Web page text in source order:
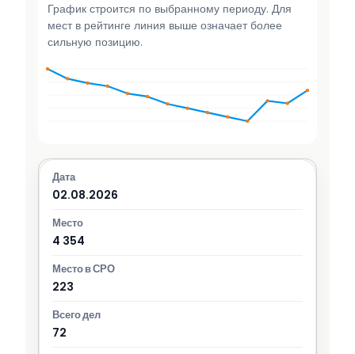
График строится по выбранному периоду. Для
мест в рейтинге линия выше означает более
сильную позицию.
02.08.2026
4 354
223
72